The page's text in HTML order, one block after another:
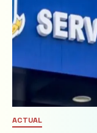
ACTUAL